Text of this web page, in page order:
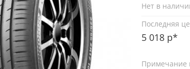
Нет в
Последняя
5 018 р*
Примечание